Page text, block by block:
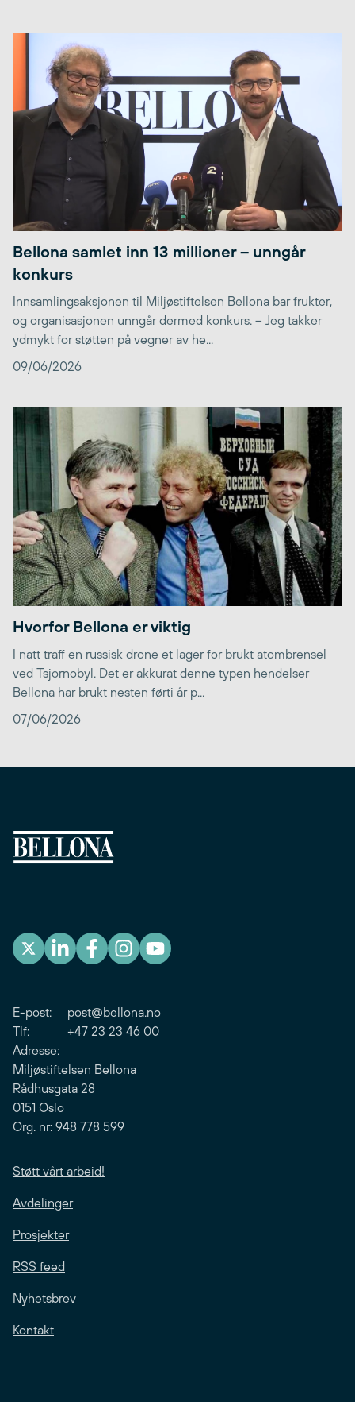
Bellona samlet inn 13 millioner – unngår
konkurs
Innsamlingsaksjonen til Miljøstiftelsen Bellona bar frukter,
og organisasjonen unngår dermed konkurs. – Jeg takker
ydmykt for støtten på vegner av he...
09/06/2026
Hvorfor Bellona er viktig
I natt traff en russisk drone et lager for brukt atombrensel
ved Tsjornobyl. Det er akkurat denne typen hendelser
Bellona har brukt nesten førti år p...
07/06/2026
E-post: post@bellona.no
Tlf: +47 23 23 46 00
Adresse:
Miljøstiftelsen Bellona
Rådhusgata 28
0151 Oslo
Org. nr: 948 778 599
Støtt vårt arbeid!
Avdelinger
Prosjekter
RSS feed
Nyhetsbrev
Kontakt